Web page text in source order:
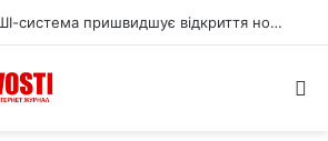
Земне магнітне поле виявилося гігантським детектором темної матерії